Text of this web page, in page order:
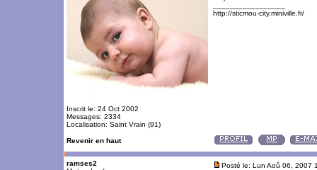
Inscrit le: 24 Oct 2002
Messages: 2334
Localisation: Saint Vrain (91)
http://sticmou-city.miniville.fr/
Revenir en haut
ramses2
Posté le: Lun Aoû 06, 2007